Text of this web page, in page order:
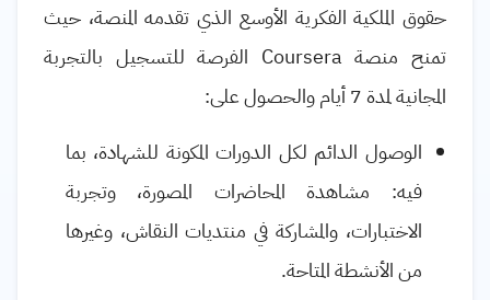
حقوق الملكية الفكرية الأوسع الذي تقدمه المنصة، حيث
تمنح منصة Coursera الفرصة للتسجيل بالتجربة
المجانية لمدة 7 أيام والحصول على:
الوصول الدائم لكل الدورات المكونة للشهادة، بما
فيه: مشاهدة المحاضرات المصورة، وتجربة
الاختبارات، والمشاركة في منتديات النقاش، وغيرها
من الأنشطة المتاحة.